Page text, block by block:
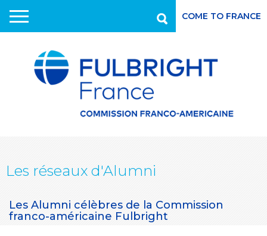
contenu
Recherche
COME TO FRANCE
Les réseaux d'Alumni
Les Alumni célèbres de la Commission
franco-américaine Fulbright